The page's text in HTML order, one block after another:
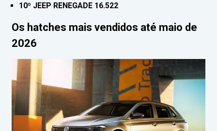
10º JEEP RENEGADE 16.522
Os hatches mais vendidos até maio de
2026